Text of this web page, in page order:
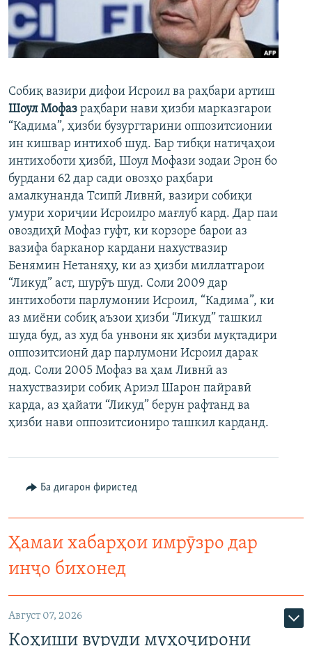
ГУЗОРИШҲОИ РАДИОӢ
Русский
Ҳамаи сомонаҳои RFE/RL
Собиқ вазири дифои Исроил ва раҳбари артиш
Шоул Мофаз раҳбари нави ҳизби марказгарои
“Кадима”, ҳизби бузургтарини оппозитсионии
ин кишвар интихоб шуд. Бар тибқи натиҷаҳои
интихоботи ҳизбӣ, Шоул Мофази зодаи Эрон бо
бурдани 62 дар сади овозҳо раҳбари
амалкунанда Тсипӣ Ливнӣ, вазири собиқи
умури хориҷии Исроилро мағлуб кард. Дар паи
овоздиҳӣ Мофаз гуфт, ки корзоре барои аз
вазифа барканор кардани нахуствазир
Бенямин Нетаняҳу, ки аз ҳизби миллатгарои
“Ликуд” аст, шурӯъ шуд. Соли 2009 дар
интихоботи парлумонии Исроил, “Кадима”, ки
аз миёни собиқ аъзои ҳизби “Ликуд” ташкил
шуда буд, аз худ ба унвони як ҳизби муқтадири
оппозитсионӣ дар парлумони Исроил дарак
дод. Соли 2005 Мофаз ва ҳам Ливнӣ аз
нахуствазири собиқ Ариэл Шарон пайравӣ
карда, аз ҳайати “Ликуд” берун рафтанд ва
ҳизби нави оппозитсиониро ташкил карданд.
Ба дигарон фиристед
Ҳамаи хабарҳои имрӯзро дар
инҷо бихонед
Август 07, 2026
Коҳиши вуруди муҳоҷирони